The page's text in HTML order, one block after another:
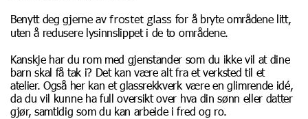
Benytt deg gjerne avfrostet glass for å bryte områdene litt,
uten å redusere lysinnslippet i de to områdene.
Kanskje har du rom med gjenstander som du ikke vil at dine
barn skal få tak i? Det kan være alt fra et verksted til et
atelier. Også her kan et glassrekkverk være en glimrende idé,
da du vil kunne ha full oversikt over hva din sønn eller datter
gjør, samtidig som du kan arbeide i fred og ro.